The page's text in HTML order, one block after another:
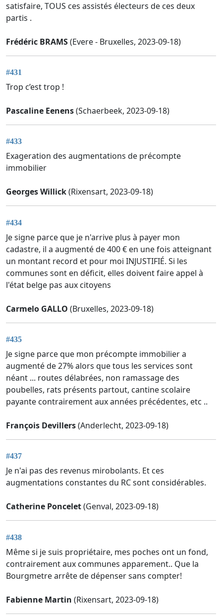
satisfaire, TOUS ces assistés électeurs de ces deux
partis .
Frédéric BRAMS(Evere - Bruxelles, 2023-09-18)
#431
Trop c’est trop !
Pascaline Eenens(Schaerbeek, 2023-09-18)
#433
Exageration des augmentations de précompte
immobilier
Georges Willick(Rixensart, 2023-09-18)
#434
Je signe parce que je n'arrive plus à payer mon
cadastre, il a augmenté de 400 € en une fois atteignant
un montant record et pour moi INJUSTIFIÉ. Si les
communes sont en déficit, elles doivent faire appel à
l'état belge pas aux citoyens
Carmelo GALLO (Bruxelles, 2023-09-18)
#435
Je signe parce que mon précompte immobilier a
augmenté de 27% alors que tous les services sont
néant ... routes délabrées, non ramassage des
poubelles, rats présents partout, cantine scolaire
payante contrairement aux années précédentes, etc ..
François Devillers(Anderlecht, 2023-09-18)
#437
Je n'ai pas des revenus mirobolants. Et ces
augmentations constantes du RC sont considérables.
Catherine Poncelet(Genval, 2023-09-18)
#438
Même si je suis propriétaire, mes poches ont un fond,
contrairement aux communes apparement.. Que la
Bourgmetre arrête de dépenser sans compter!
Fabienne Martin (Rixensart, 2023-09-18)